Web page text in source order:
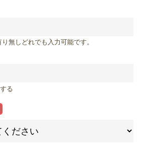
無しどれでも入力可能です。
る